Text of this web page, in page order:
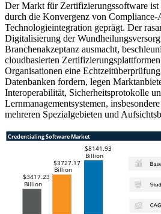
Der Markt für Zertifizierungssoftware ist
durch die Konvergenz von Compliance-
Technologieintegration geprägt. Der
Digitalisierung der
Branchenakzeptanz ausmacht,
cloudbasierten
Organisationen eine
Datenbanken fordern, legen
Interoperabilität, Sicherheitsprotokolle
Lernmanagementsystemen,
mehreren Spezialgebieten und